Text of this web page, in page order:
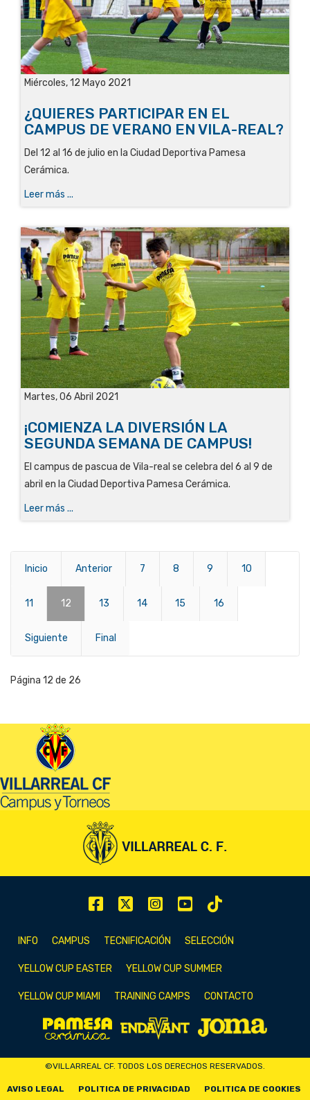
Miércoles, 12 Mayo 2021
¿QUIERES PARTICIPAR EN EL
CAMPUS DE VERANO EN VILA-REAL?
Del 12 al 16 de julio en la Ciudad Deportiva Pamesa
Cerámica.
Leer más ...
Martes, 06 Abril 2021
¡COMIENZA LA DIVERSIÓN LA
SEGUNDA SEMANA DE CAMPUS!
El campus de pascua de Vila-real se celebra del 6 al 9 de
abril en la Ciudad Deportiva Pamesa Cerámica.
Leer más ...
Inicio Anterior 7 8 9 10
11 12 13 14 15 16
Siguiente Final
Página 12 de 26
INFO CAMPUS TECNIFICACIÓN SELECCIÓN
YELLOW CUP EASTER YELLOW CUP SUMMER
YELLOW CUP MIAMI TRAINING CAMPS CONTACTO
©VILLARREAL CF. TODOS LOS DERECHOS RESERVADOS.
AVISO LEGAL POLITICA DE PRIVACIDAD POLITICA DE COOKIES